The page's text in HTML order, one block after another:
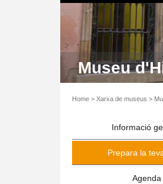
Museu
Home > Xarxa de museus >
Informació
Prepara la
Agenda